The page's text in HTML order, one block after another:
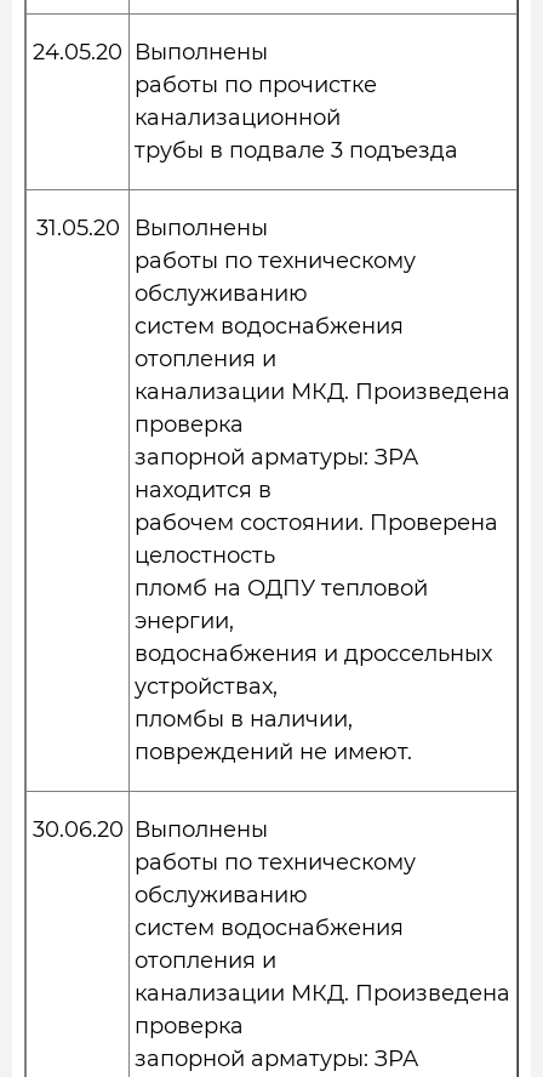
24.05.20 Выполнены
работы по прочистке
канализационной
трубы в подвале 3 подъезда
31.05.20
Выполнены
работы по техническому
обслуживанию
систем водоснабжения
отопления и
канализации МКД. Произведена
проверка
запорной арматуры: ЗРА
находится в
рабочем состоянии. Проверена
целостность
пломб на ОДПУ тепловой
энергии,
водоснабжения и дроссельных
устройствах,
пломбы в наличии,
повреждений не имеют.
30.06.20 Выполнены
работы по техническому
обслуживанию
систем водоснабжения
отопления и
канализации МКД. Произведена
проверка
запорной арматуры: ЗРА